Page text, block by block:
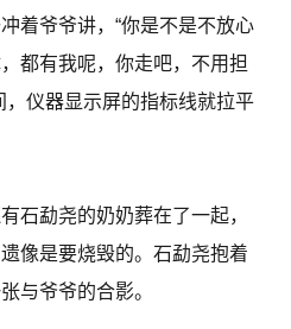
爷爷讲，“你是不是不放心
都有我呢，你走吧，不用担
，仪器显示屏的指标线就拉平
勐尧的奶奶葬在了一起，
像是要烧毁的。石勐尧抱着
与爷爷的合影。